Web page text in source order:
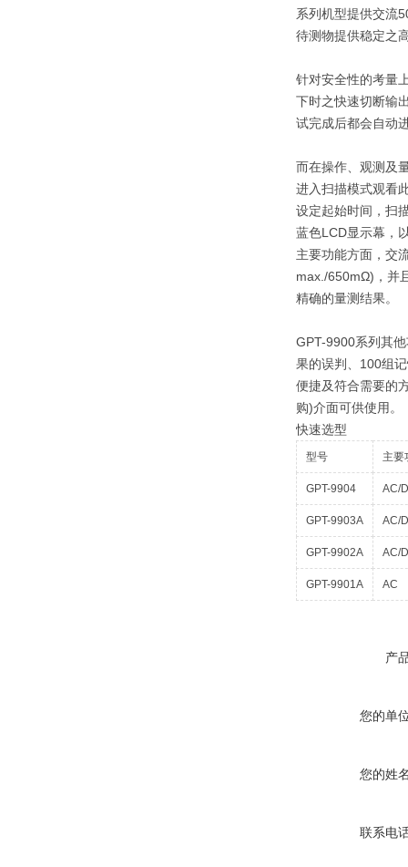
系列机型提供交流
待测物提供稳定之
针对安全性的考量
下时之快速切断输
试完成后都会自动
而在操作、观测及
进入扫描模式观看
设定起始时间，扫
蓝色LCD显示幕，
主要功能方面，交
max./650mΩ)，并
精确的量测结果。
GPT-9900系列其
果的误判、100组
便捷及符合需要的
购)介面可供使用。
快速选型
型号 主要
GPT-9904 AC/
GPT-9903A AC/
GPT-9902A AC/
GPT-9901A AC
产
您的单
您的姓
联系电